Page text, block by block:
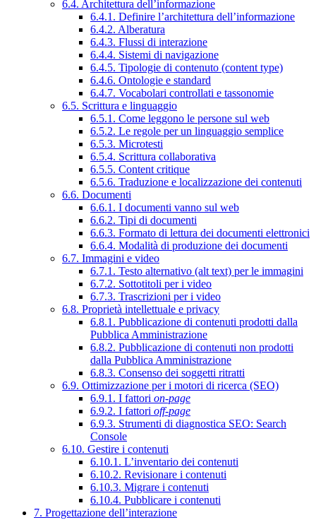
6.4. Architettura dell’informazione
6.4.1. Definire l’architettura dell’informazione
6.4.2. Alberatura
6.4.3. Flussi di interazione
6.4.4. Sistemi di navigazione
6.4.5. Tipologie di contenuto (content type)
6.4.6. Ontologie e standard
6.4.7. Vocabolari controllati e tassonomie
6.5. Scrittura e linguaggio
6.5.1. Come leggono le persone sul web
6.5.2. Le regole per un linguaggio semplice
6.5.3. Microtesti
6.5.4. Scrittura collaborativa
6.5.5. Content critique
6.5.6. Traduzione e localizzazione dei contenuti
6.6. Documenti
6.6.1. I documenti vanno sul web
6.6.2. Tipi di documenti
6.6.3. Formato di lettura dei documenti elettronici
6.6.4. Modalità di produzione dei documenti
6.7. Immagini e video
6.7.1. Testo alternativo (alt text) per le immagini
6.7.2. Sottotitoli per i video
6.7.3. Trascrizioni per i video
6.8. Proprietà intellettuale e privacy
6.8.1. Pubblicazione di contenuti prodotti dalla
Pubblica Amministrazione
6.8.2. Pubblicazione di contenuti non prodotti
dalla Pubblica Amministrazione
6.8.3. Consenso dei soggetti ritratti
6.9. Ottimizzazione per i motori di ricerca (SEO)
6.9.1. I fattori on-page
6.9.2. I fattori off-page
6.9.3. Strumenti di diagnostica SEO: Search
Console
6.10. Gestire i contenuti
6.10.1. L’inventario dei contenuti
6.10.2. Revisionare i contenuti
6.10.3. Migrare i contenuti
6.10.4. Pubblicare i contenuti
7. Progettazione dell’interazione